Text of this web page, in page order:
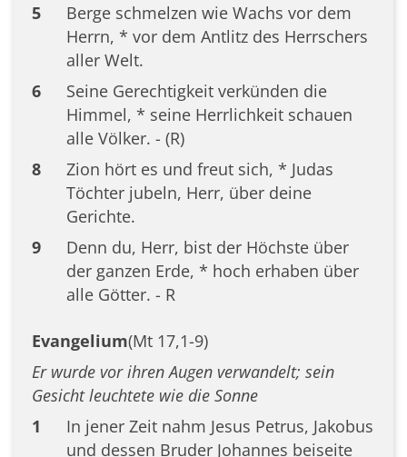
5
Berge schmelzen wie Wachs vor dem
Herrn, * vor dem Antlitz des Herrschers
aller Welt.
6
Seine Gerechtigkeit verkünden die
Himmel, * seine Herrlichkeit schauen
alle Völker. - (R)
8
Zion hört es und freut sich, * Judas
Töchter jubeln, Herr, über deine
Gerichte.
9
Denn du, Herr, bist der Höchste über
der ganzen Erde, * hoch erhaben über
alle Götter. - R
Evangelium(Mt 17,1-9)
Er wurde vor ihren Augen verwandelt; sein
Gesicht leuchtete wie die Sonne
1
In jener Zeit nahm Jesus Petrus, Jakobus
und dessen Bruder Johannes beiseite